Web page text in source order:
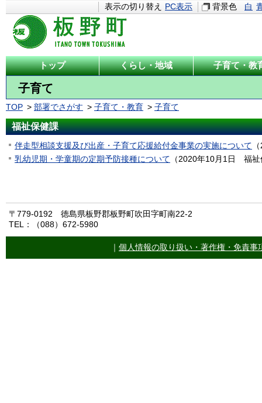
表示の切り替え PC表示 背景色 白
トップ くらし・地域 子育て・教
子育て
TOP 部署でさがす 子育て・教育 子育て
福祉保健課
伴走型相談支援及び出産・子育て応援給付金事業の実施について （
乳幼児期・学童期の定期予防接種について （2020年10月1日 福祉
〒779-0192 徳島県板野郡板野町吹田字町南22-2
TEL：（088）672-5980
個人情報の取り扱い・著作権・免責事